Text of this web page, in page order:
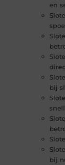
en
bij
bij